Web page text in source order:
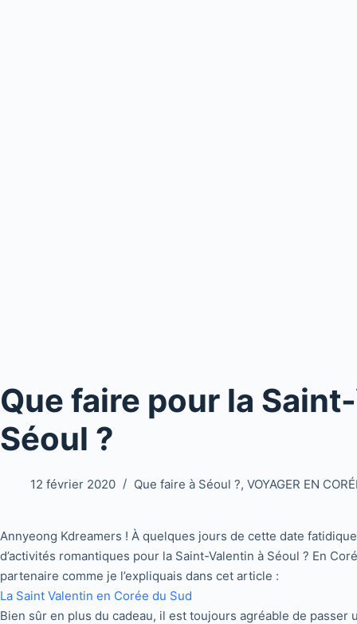
Que faire pour la
Séoul ?
12 février 2020 Que faire à Séoul ?, VOYAGER EN
Annyeong Kdreamers ! À quelques jours de cette date
d’activités romantiques pour la Saint-Valentin à Séoul ? En
partenaire comme je l’expliquais dans cet article :
La Saint Valentin en Corée du Sud
Bien sûr en plus du cadeau, il est toujours agréable de passer